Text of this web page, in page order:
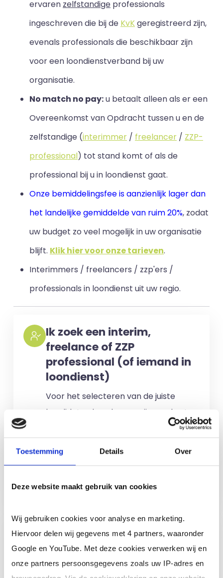
Toestemming Details Over
Deze website maakt gebruik van cookies
Wij gebruiken cookies voor analyse en marketing.
Hiervoor delen wij gegevens met 4 partners, waaronder
Google en YouTube. Met deze cookies verwerken wij en
onze partners persoonsgegevens zoals uw IP-adres en
ervaren zelfstandige professionals
ingeschreven die bij de KvKgeregistreerd zijn,
evenals professionals die beschikbaar zijn
voor een loondienstverband bij uw
organisatie.
No match no pay:u betaalt alleen als er een
Overeenkomst van Opdracht tussen u en de
zelfstandige (interimmer / freelancer / ZZP-
professional) tot stand komt of als de
professional bij u in loondienst gaat.
Onze bemiddelingsfee is aanzienlijk lager dan
het landelijke gemiddelde van ruim 20%, zodat
uw budget zo veel mogelijk in uw organisatie
blijft. Klik hier voor onze tarieven.
Interimmers / freelancers / zzp'ers /
professionals in loondienst uit uw regio.
Ik zoek een interim,
freelance of ZZP
professional (of iemand in
loondienst)
Voor het selecteren van de juiste
kandidaten berekenen wij geen kosten.
Kosten worden
voor u aan de slag gaat.
Meer informatie
Ik ben een interim,
freelance of ZZP
professional (of ik wil in
loondienst)